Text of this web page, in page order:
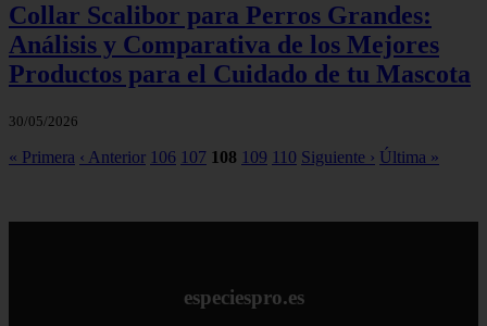
Collar Scalibor para Perros Grandes:
Análisis y Comparativa de los Mejores
Productos para el Cuidado de tu Mascota
30/05/2026
« Primera ‹ Anterior 106 107 108 109 110 Siguiente › Última »
especiespro.es